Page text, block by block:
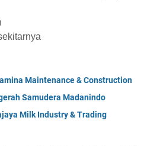
Maintenance & Construction
Samudera Madanindo
Milk Industry & Trading